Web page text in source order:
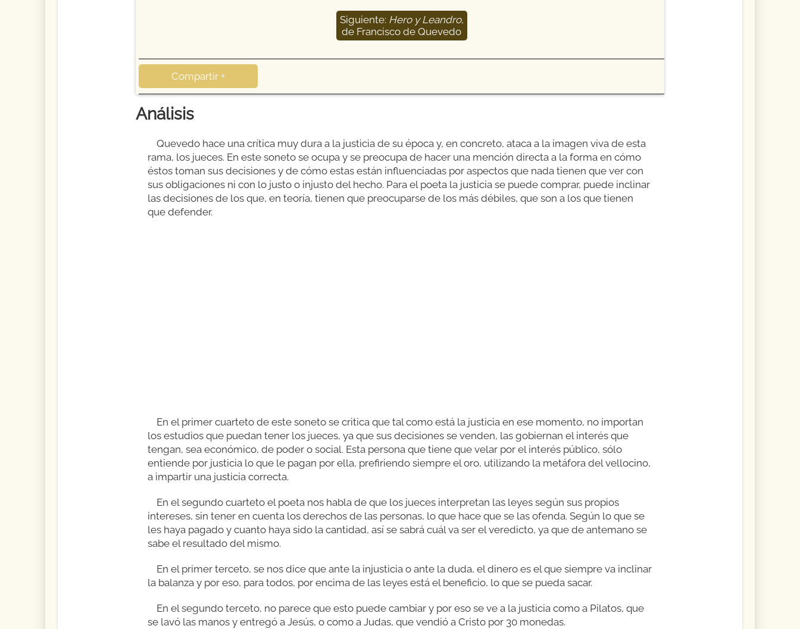
Siguiente: Hero y Leandro,
de Francisco de Quevedo
Compartir +
Análisis
Quevedo hace una crítica muy dura a la justicia de su época y, en concreto, ataca a la imagen viva de esta
rama, los jueces. En este soneto se ocupa y se preocupa de hacer una mención directa a la forma en cómo
éstos toman sus decisiones y de cómo estas están influenciadas por aspectos que nada tienen que ver con
sus obligaciones ni con lo justo o injusto del hecho. Para el poeta la justicia se puede comprar, puede inclinar
las decisiones de los que, en teoría, tienen que preocuparse de los más débiles, que son a los que tienen
que defender.
En el primer cuarteto de este soneto se critica que tal como está la justicia en ese momento, no importan
los estudios que puedan tener los jueces, ya que sus decisiones se venden, las gobiernan el interés que
tengan, sea económico, de poder o social. Esta persona que tiene que velar por el interés público, sólo
entiende por justicia lo que le pagan por ella, prefiriendo siempre el oro, utilizando la metáfora del vellocino,
a impartir una justicia correcta.
En el segundo cuarteto el poeta nos habla de que los jueces interpretan las leyes según sus propios
intereses, sin tener en cuenta los derechos de las personas, lo que hace que se las ofenda. Según lo que se
les haya pagado y cuanto haya sido la cantidad, así se sabrá cuál va ser el veredicto, ya que de antemano se
sabe el resultado del mismo.
En el primer terceto, se nos dice que ante la injusticia o ante la duda, el dinero es el que siempre va inclinar
la balanza y por eso, para todos, por encima de las leyes está el beneficio, lo que se pueda sacar.
En el segundo terceto, no parece que esto puede cambiar y por eso se ve a la justicia como a Pilatos, que
se lavó las manos y entregó a Jesús, o como a Judas, que vendió a Cristo por 30 monedas.